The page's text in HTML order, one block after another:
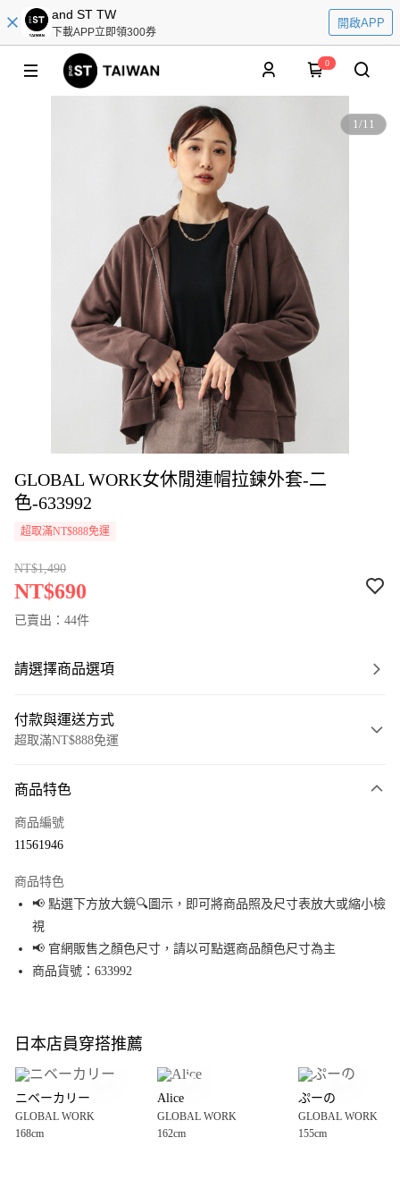
and ST TW
下載APP立即領300券
開啟APP
0
1/11
GLOBAL WORK女休閒連帽拉鍊外套-二
色-633992
超取滿NT$888免運
NT$1,490
NT$690
已賣出：44件
請選擇商品選項
付款與運送方式
超取滿NT$888免運
信用卡一次付款
Apple Pay
街口支付
悠遊付
全盈+PAY
大哥付你分期
【大哥付你分期使用說明】
1.本服務由台灣大哥大提供，台灣大哥大用戶可立即使用無須另外申請。
2.付款方式選擇「大哥付你分期」，訂單成立後會自動跳轉到大哥付的交易
AFTEE先享後付
商品特色
商品編號
11561946
商品特色
📢 點選下方放大鏡🔍圖示，即可將商品照及尺寸表放大或縮小檢
視
📢 官網販售之顏色尺寸，請以可點選商品顏色尺寸為主
商品貨號：633992
日本店員穿搭推薦
ニベーカリー
GLOBAL WORK
168cm
Alice
GLOBAL WORK
162cm
ぷーの
GLOBAL WORK
155cm